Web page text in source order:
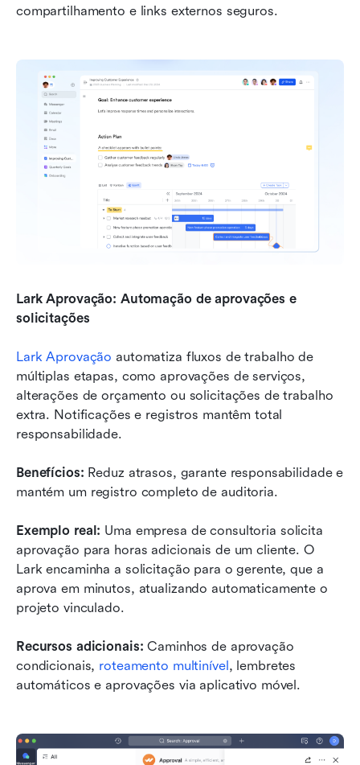
compartilhamento e links externos seguros.
Lark Aprovação: Automação de aprovações e
solicitações
Lark Aprovação automatiza fluxos de trabalho de
múltiplas etapas, como aprovações de serviços,
alterações de orçamento ou solicitações de trabalho
extra. Notificações e registros mantêm total
responsabilidade.
Benefícios: Reduz atrasos, garante responsabilidade e
mantém um registro completo de auditoria.
Exemplo real: Uma empresa de consultoria solicita
aprovação para horas adicionais de um cliente. O
Lark encaminha a solicitação para o gerente, que a
aprova em minutos, atualizando automaticamente o
projeto vinculado.
Recursos adicionais: Caminhos de aprovação
condicionais, roteamento multinível, lembretes
automáticos e aprovações via aplicativo móvel.